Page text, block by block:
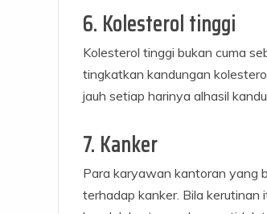
6. Kolesterol tinggi
Kolesterol tinggi bukan cuma
tingkatkan kandungan
jauh setiap harinya alhasil
7. Kanker
Para karyawan kantoran yang
terhadap kanker. Bila kerutinan